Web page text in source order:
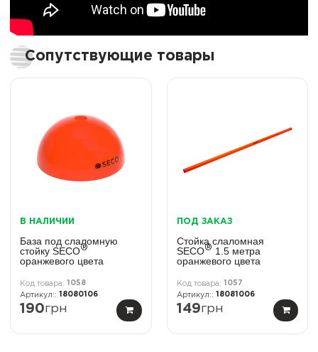
Сопутствующие товары
В НАЛИЧИИ
База под слаломную
стойку SECO®
оранжевого цвета
1058
18080106
190грн
ПОД ЗАКАЗ
Стойка слаломная
SECO® 1.5 метра
оранжевого цвета
1057
18081006
149грн